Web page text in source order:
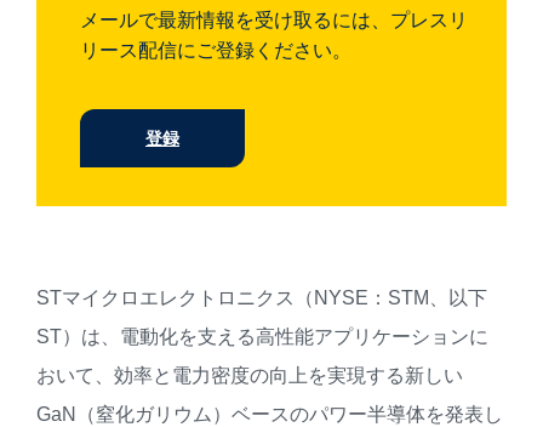
メールで最新情報を受け取るには、プレスリ
リース配信にご登録ください。
登録
STマイクロエレクトロニクス（NYSE：STM、以下
ST）は、電動化を支える高性能アプリケーションに
おいて、効率と電力密度の向上を実現する新しい
GaN（窒化ガリウム）ベースのパワー半導体を発表し